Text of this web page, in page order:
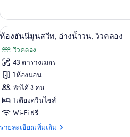
สวีท,
อ่าง
น้ำวน
เกี่ยว
กับ
ห้อง
นี
มูน
สวี
ท,
อ่าง
น้ำวน
เปิด
ภาพถ่าย
ทั้งหมด
ของ
ห้อง
ฮัน
นี
มูน
ห้องฮั
11
ห้องฮันนีมูนสวีท, อ่างน้ำวน, วิวคลอง
วิวคลอง
43 ตารางเมตร
1 ห้องนอน
พักได้ 3 คน
1 เตียงควีนไซส์
Wi-Fi ฟรี
รายละเอียดเพิ่มเติม
ราย